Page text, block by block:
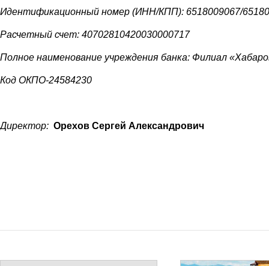
Идентификационный номер (ИНН/КПП): 6518009067/
Расчетный счет: 40702810420030000717
Полное наименование учреждения банка: Филиал
Код ОКПО-24584230
Директор: Орехов Сергей Александрович